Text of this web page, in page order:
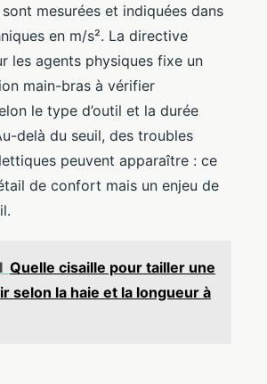
mesurées et indiquées dans
en m/s². La directive
les agents physiques fixe un
main-bras à vérifier
le type d’outil et la durée
delà du seuil, des troubles
peuvent apparaître : ce
de confort mais un enjeu de
Quelle cisaille pour tailler une
selon la haie et la longueur à